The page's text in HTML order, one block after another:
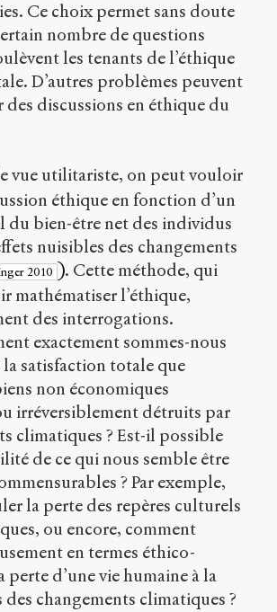
Ce choix permet sans doute
nombre de questions
les tenants de l’éthique
D’autres problèmes peuvent
discussions en éthique du
vue utilitariste, on peut vouloir
éthique en fonction d’un
du bien-être net des individus
nuisibles des changements
2010 ). Cette méthode, qui
mathématiser l’éthique,
des interrogations.
exactement sommes-nous
la satisfaction totale que
non économiques
irréversiblement détruits par
climatiques ? Est-il possible
de ce qui nous semble être
? Par exemple,
la perte des repères culturels
ou encore, comment
en termes éthico-
perte d’une vie humaine à la
des changements climatiques ?